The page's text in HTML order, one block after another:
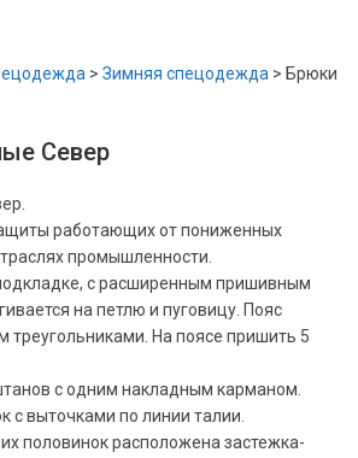
> Зимняя спецодежда > Брюки
Север
работающих от пониженных
промышленности.
с расширенным пришивным
на петлю и пуговицу. Пояс
треугольниками. На поясе пришить 5
с одним накладным карманом.
с выточками по линии талии.
половинок расположена застежка-